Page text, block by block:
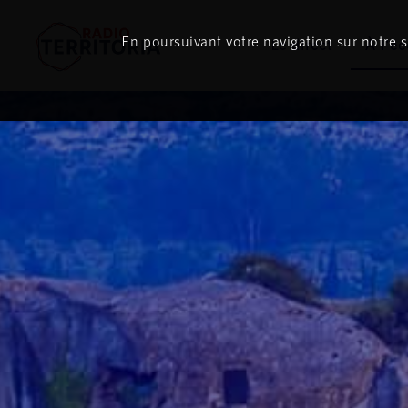
Le direct À
En poursuivant votre navigation sur notre